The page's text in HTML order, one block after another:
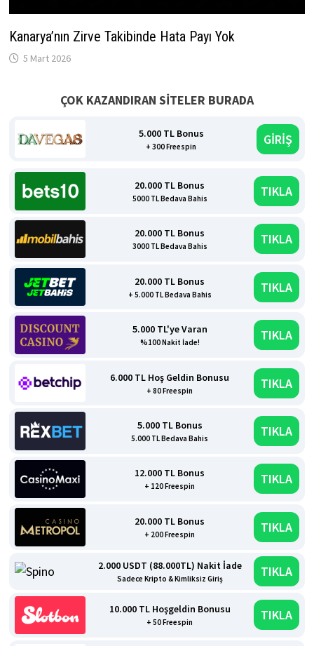
Kanarya’nın Zirve Takibinde Hata Payı Yok
5 Mart 2026
ÇOK KAZANDIRAN SİTELER BURADA
5.000 TL Bonus
+ 300 Freespin GİRİŞ
20.000 TL Bonus
5000 TL Bedava Bahis TIKLA
20.000 TL Bonus
3000 TL Bedava Bahis TIKLA
20.000 TL Bonus
+ 5.000 TL Bedava Bahis TIKLA
5.000 TL'ye Varan
%100 Nakit İade! TIKLA
6.000 TL Hoş Geldin Bonusu
+ 80 Freespin TIKLA
5.000 TL Bonus
5.000 TL Bedava Bahis TIKLA
12.000 TL Bonus
+ 120 Freespin TIKLA
20.000 TL Bonus
+ 200 Freespin TIKLA
2.000 USDT (88.000TL) Nakit İade
Sadece Kripto & Kimliksiz Giriş TIKLA
10.000 TL Hoşgeldin Bonusu
+ 50 Freespin TIKLA